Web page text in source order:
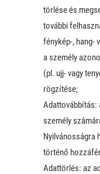
törlése és
további
fénykép-, hang-
a személy
(pl. ujj- vagy
rögzítése;
Adattovábbítás:
személy
Nyilvánosságra
történő
Adattörlés: az